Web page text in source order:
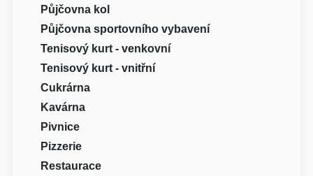
Půjčovna kol
Půjčovna sportovního vybavení
Tenisový kurt - venkovní
Tenisový kurt - vnitřní
Cukrárna
Kavárna
Pivnice
Pizzerie
Restaurace